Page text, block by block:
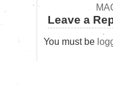
Leave a
You must be